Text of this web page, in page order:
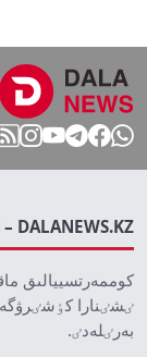
DALANEWS.KZ – اقپارات اگەنتتٸگٸ
كوممەرتسييالىق
ٸشٸنارا
بەرٸلەدٸ.